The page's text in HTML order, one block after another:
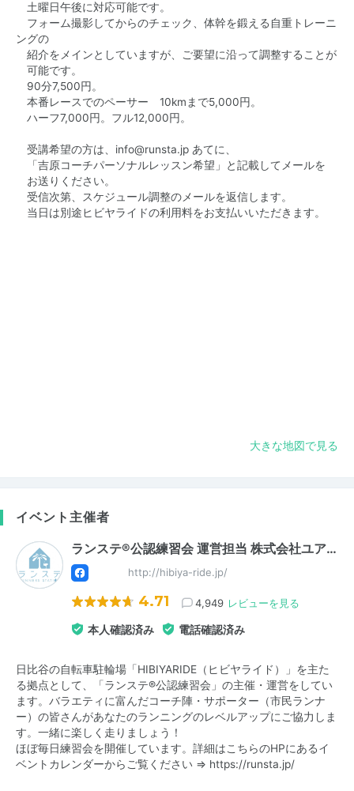
土曜日午後に対応可能です。
フォーム撮影してからのチェック、体幹を鍛える自重トレーニ
ングの
紹介をメインとしていますが、ご要望に沿って調整することが
可能です。
90分7,500円。
本番レースでのペーサー 10kmまで5,000円。
ハーフ7,000円。フル12,000円。
受講希望の方は、 info@runsta.jp あてに、
「吉原コーチパーソナルレッスン希望」と記載してメールを
お送りください。
受信次第、スケジュール調整のメールを返信します。
当日は別途ヒビヤライドの利用料をお支払いいただきます。
大きな地図で見る
イベント主催者
ランステ®公認練習会 運営担当 株式会社ユア…
http://hibiya-ride.jp/
4.71 4,949 レビューを見る
本人確認済み 電話確認済み
日比谷の自転車駐輪場「HIBIYARIDE（ヒビヤライド）」を主た
る拠点として、「ランステ®公認練習会」の主催・運営をしてい
ます。バラエティに富んだコーチ陣・サポーター（市民ランナ
ー）の皆さんがあなたのランニングのレベルアップにご協力しま
す。一緒に楽しく走りましょう！
ほぼ毎日練習会を開催しています。詳細はこちらのHPにあるイ
ベントカレンダーからご覧ください ⇒ https://runsta.jp/